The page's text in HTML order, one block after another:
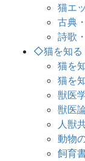
猫エ
古典
詩歌
◇猫を知る
猫を
猫を
獣医
獣医
人獣
動物
飼育